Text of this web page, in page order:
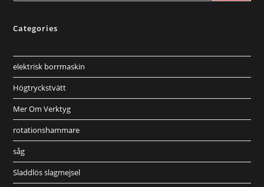
Categories
elektrisk borrmaskin
Högtryckstvätt
Mer Om Verktyg
rotationshammare
såg
Sladdlös slagmejsel